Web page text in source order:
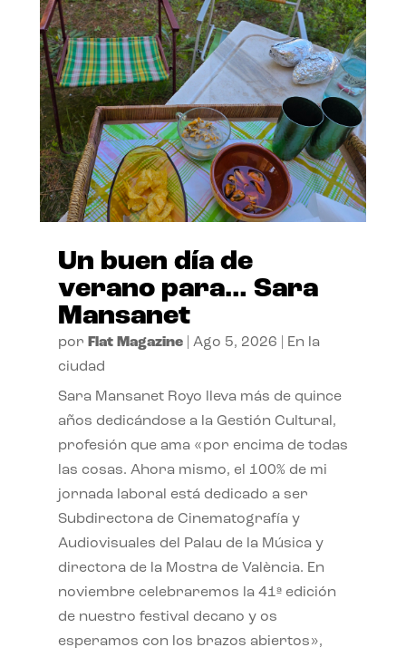
Un buen día de
verano para… Sara
Mansanet
por Flat Magazine| Ago 5, 2026
En la
ciudad
Sara Mansanet Royo lleva más de quince
años dedicándose a la Gestión Cultural,
profesión que ama «por encima de todas
las cosas. Ahora mismo, el 100% de mi
jornada laboral está dedicado a ser
Subdirectora de Cinematografía y
Audiovisuales del Palau de la Música y
directora de la Mostra de València. En
noviembre celebraremos la 41ª edición
de nuestro festival decano y os
esperamos con los brazos abiertos»,